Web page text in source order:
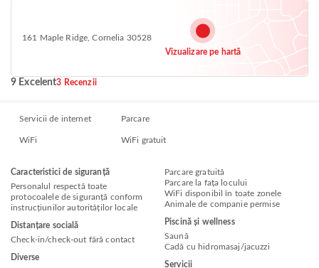
161 Maple Ridge, Cornelia 30528
Vizualizare pe hartă
9 Excelent3 Recenzii
Servicii de internet Parcare
WiFi WiFi gratuit
Caracteristici de siguranță
Personalul respectă toate
protocoalele de siguranță conform
instrucțiunilor autorităților locale
Distanțare socială
Check-in/check-out fără contact
Diverse
Parcare gratuită
Parcare la fața locului
WiFi disponibil în toate zonele
Animale de companie permise
Piscină și wellness
Saună
Cadă cu hidromasaj/jacuzzi
Servicii